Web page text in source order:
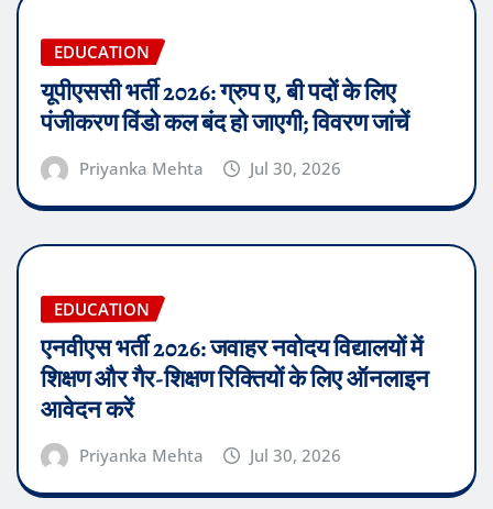
EDUCATION
यूपीएससी भर्ती 2026: ग्रुप ए, बी पदों के लिए
पंजीकरण विंडो कल बंद हो जाएगी; विवरण जांचें
Priyanka Mehta Jul 30, 2026
EDUCATION
एनवीएस भर्ती 2026: जवाहर नवोदय विद्यालयों में
शिक्षण और गैर-शिक्षण रिक्तियों के लिए ऑनलाइन
आवेदन करें
Priyanka Mehta Jul 30, 2026